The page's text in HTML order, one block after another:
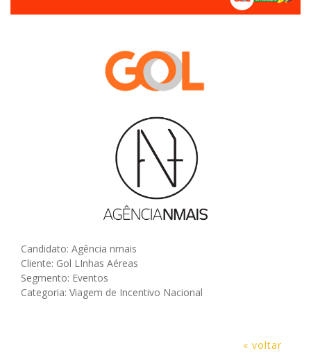
Candidato: Agência nmais
Cliente: Gol LInhas Aéreas
Segmento: Eventos
Categoria: Viagem de Incentivo Nacional
« voltar